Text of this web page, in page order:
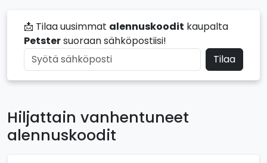
📩 Tilaa uusimmat alennuskoodit kaupalta
Petstersuoraan sähköpostiisi!
Tilaa
Hiljattain vanhentuneet
alennuskoodit